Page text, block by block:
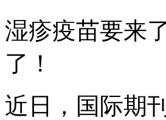
湿疹疫苗要来
了！
近日，国际期